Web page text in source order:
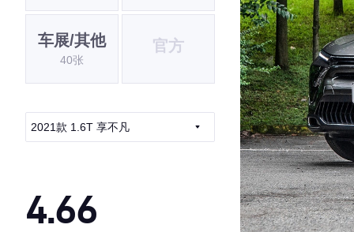
车展/其他
40张
官方
2021款 1.6T 享不凡
4.66